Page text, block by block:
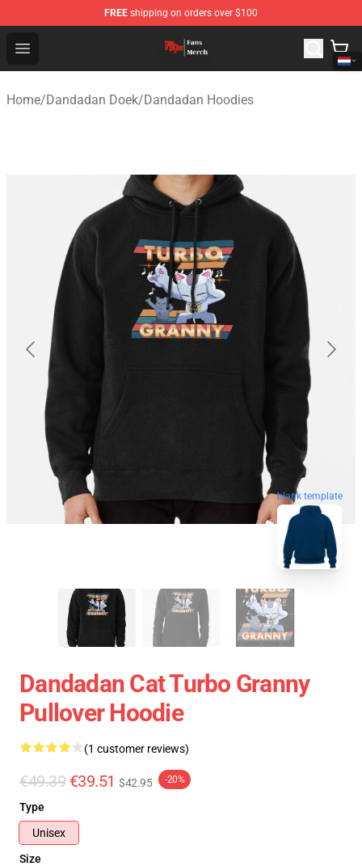
FREE shipping on orders over $100
Open menu
Dandadan Shop - Official Dandadan Merchandise Store
Home/Dandadan Doek/Dandadan Hoodies
blank template
Dandadan Cat Turbo Granny
Pullover Hoodie
(1 customer reviews)
€49.39 €39.51 $42.95 -20%
Type
Unisex
Size